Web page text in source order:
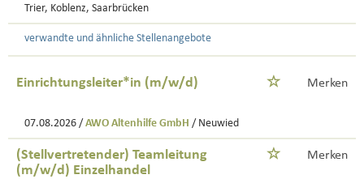
Trier, Koblenz, Saarbrücken
verwandte und ähnliche Stellenangebote
Einrichtungsleiter*in (m/w/d) Merken
07.08.2026 / AWO Altenhilfe GmbH / Neuwied
(Stellvertretender) Teamleitung
(m/w/d) Einzelhandel
Merken